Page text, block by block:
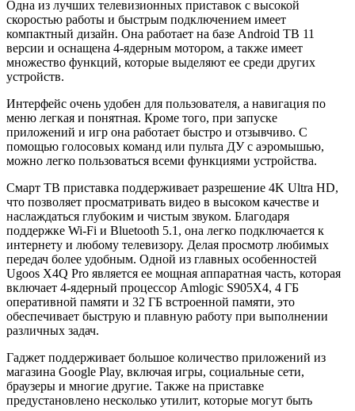
Одна из лучших телевизионных приставок с высокой
скоростью работы и быстрым подключением имеет
компактный дизайн. Она работает на базе Android ТВ 11
версии и оснащена 4-ядерным мотором, а также имеет
множество функций, которые выделяют ее среди других
устройств.
Интерфейс очень удобен для пользователя, а навигация по
меню легкая и понятная. Кроме того, при запуске
приложений и игр она работает быстро и отзывчиво. С
помощью голосовых команд или пульта ДУ с аэромышью,
можно легко пользоваться всеми функциями устройства.
Смарт ТВ приставка поддерживает разрешение 4K Ultra HD,
что позволяет просматривать видео в высоком качестве и
наслаждаться глубоким и чистым звуком. Благодаря
поддержке Wi-Fi и Bluetooth 5.1, она легко подключается к
интернету и любому телевизору. Делая просмотр любимых
передач более удобным. Одной из главных особенностей
Ugoos X4Q Pro является ее мощная аппаратная часть, которая
включает 4-ядерный процессор Amlogic S905X4, 4 ГБ
оперативной памяти и 32 ГБ встроенной памяти, это
обеспечивает быструю и плавную работу при выполнении
различных задач.
Гаджет поддерживает большое количество приложений из
магазина Google Play, включая игры, социальные сети,
браузеры и многие другие. Также на приставке
предустановлено несколько утилит, которые могут быть